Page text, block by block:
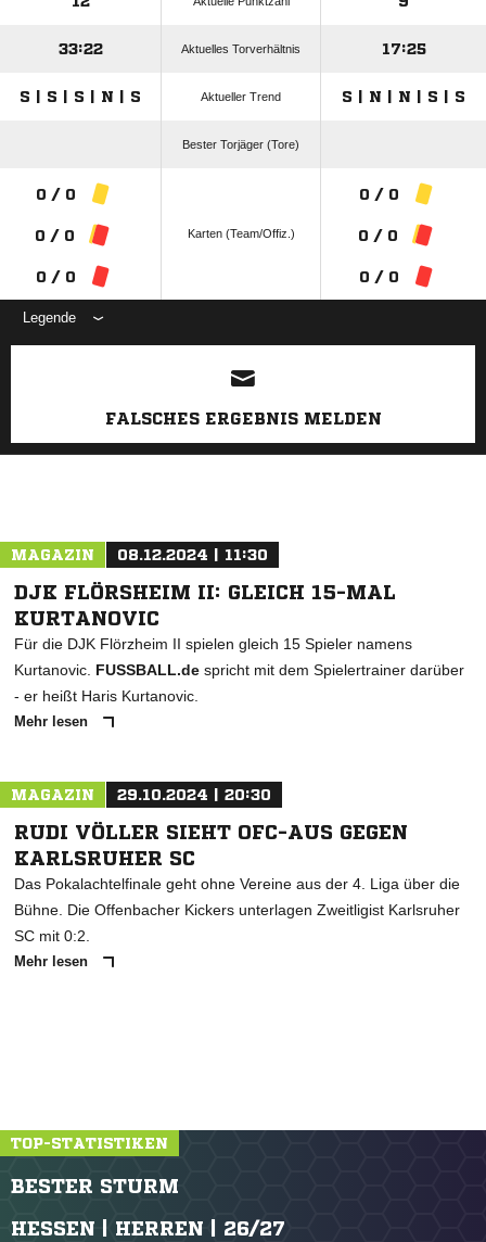
33:22 Aktuelles Torverhältnis 17:25
S | S | S | N | S Aktueller Trend S | N | N | S | S
Bester Torjäger (Tore)
0 / 0
0 / 0
0 / 0
Karten (Team/Offiz.)
0 / 0
0 / 0
0 / 0
Legende
ANZEIGE
FALSCHES ERGEBNIS MELDEN
MAGAZIN 08.12.2024 | 11:30
DJK FLÖRSHEIM II: GLEICH 15-MAL
KURTANOVIC
Für die DJK Flörzheim II spielen gleich 15 Spieler namens
Kurtanovic. FUSSBALL.de spricht mit dem Spielertrainer darüber
- er heißt Haris Kurtanovic.
Mehr lesen
MAGAZIN 29.10.2024 | 20:30
RUDI VÖLLER SIEHT OFC-AUS GEGEN
KARLSRUHER SC
Das Pokalachtelfinale geht ohne Vereine aus der 4. Liga über die
Bühne. Die Offenbacher Kickers unterlagen Zweitligist Karlsruher
SC mit 0:2.
Mehr lesen
TOP-STATISTIKEN
BESTER STURM
HESSEN | HERREN | 26/27